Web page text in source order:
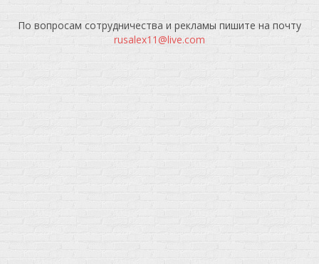
По вопросам сотрудничества и рекламы пишите на почту
rusalex11@live.com